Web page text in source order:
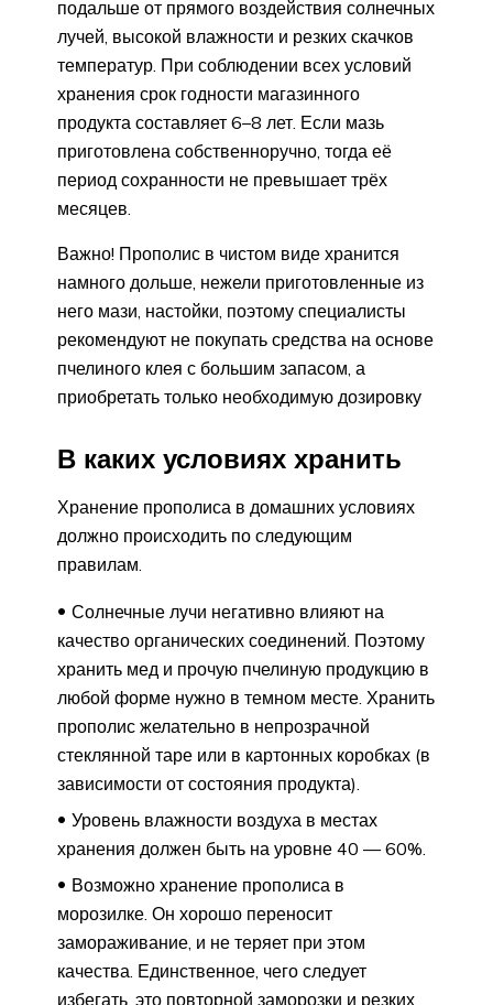
подальше от прямого воздействия солнечных
лучей, высокой влажности и резких скачков
температур. При соблюдении всех условий
хранения срок годности магазинного
продукта составляет 6–8 лет. Если мазь
приготовлена собственноручно, тогда её
период сохранности не превышает трёх
месяцев.
Важно! Прополис в чистом виде хранится
намного дольше, нежели приготовленные из
него мази, настойки, поэтому специалисты
рекомендуют не покупать средства на основе
пчелиного клея с большим запасом, а
приобретать только необходимую дозировку
В каких условиях хранить
Хранение прополиса в домашних условиях
должно происходить по следующим
правилам.
Солнечные лучи негативно влияют на
качество органических соединений. Поэтому
хранить мед и прочую пчелиную продукцию в
любой форме нужно в темном месте. Хранить
прополис желательно в непрозрачной
стеклянной таре или в картонных коробках (в
зависимости от состояния продукта).
Уровень влажности воздуха в местах
хранения должен быть на уровне 40 — 60%.
Возможно хранение прополиса в
морозилке. Он хорошо переносит
замораживание, и не теряет при этом
качества. Единственное, чего следует
избегать, это повторной заморозки и резких